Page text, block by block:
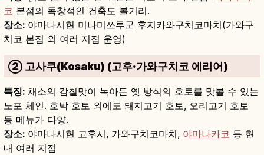
코 본점의 독창적인 건축도 볼거리.
장소: 야마나시현 미나미쓰루군 후지카와구치코마치(가와구
치코 본점 외 여러 지점 운영)
② 고사쿠(Kosaku) (고후·가와구치코 에리어)
특징: 채소의 감칠맛이 녹아든 옛 방식의 호토를 맛볼 수 있는
노포 체인. 호박 호토 외에도 돼지고기 호토, 오리고기 호토
등 메뉴가 다양.
장소: 야마나시현 고후시, 가와구치코마치, 야마나카코 등 현
내 여러 지점